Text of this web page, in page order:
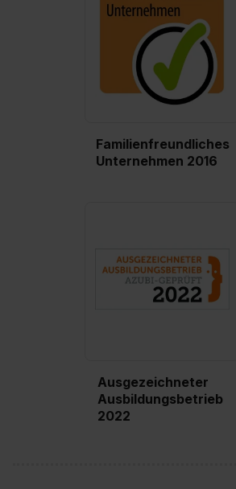
Familienfreundliches
Unternehmen 2016
Ausgezeichneter
Ausbildungsbetrieb
2022